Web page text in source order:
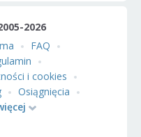
2026
FAQ
i cookies
Osiągnięcia